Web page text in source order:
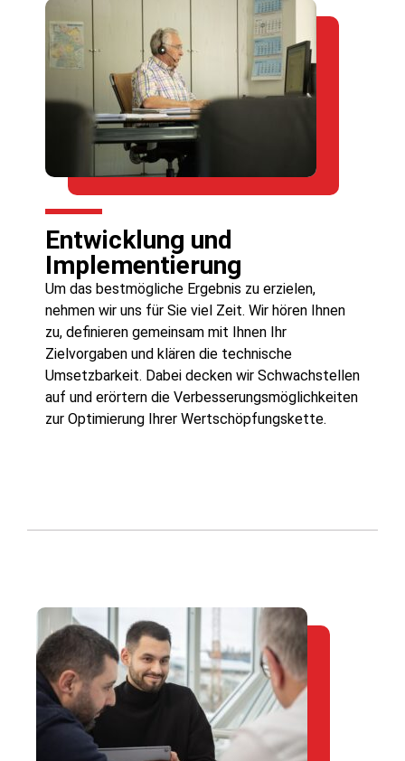
Entwicklung und
Implementierung
Um das bestmögliche Ergebnis zu erzielen,
nehmen wir uns für Sie viel Zeit. Wir hören Ihnen
zu, definieren gemeinsam mit Ihnen Ihr
Zielvorgaben und klären die technische
Umsetzbarkeit. Dabei decken wir Schwachstellen
auf und erörtern die Verbesserungsmöglichkeiten
zur Optimierung Ihrer Wertschöpfungskette.